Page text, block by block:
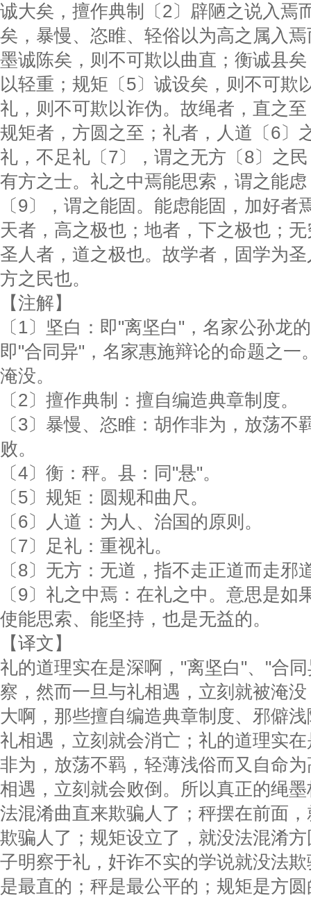
诚大矣，擅作典制〔2〕辟陋之说入焉
矣，暴慢、恣睢、轻俗以为高之属入
墨诚陈矣，则不可欺以曲直；衡诚县
以轻重；规矩〔5〕诚设矣，则不可欺
礼，则不可欺以诈伪。故绳者，直之
规矩者，方圆之至；礼者，人道〔6〕
礼，不足礼〔7〕，谓之无方〔8〕之
有方之士。礼之中焉能思索，谓之能
〔9〕，谓之能固。能虑能固，加好者
天者，高之极也；地者，下之极也；
圣人者，道之极也。故学者，固学为
方之民也。
【注解】
〔1〕坚白：即"离坚白"，名家公孙龙
即"合同异"，名家惠施辩论的命题之一
淹没。
〔2〕擅作典制：擅自编造典章制度。
〔3〕暴慢、恣睢：胡作非为，放荡不
败。
〔4〕衡：秤。县：同"悬"。
〔5〕规矩：圆规和曲尺。
〔6〕人道：为人、治国的原则。
〔7〕足礼：重视礼。
〔8〕无方：无道，指不走正道而走邪
〔9〕礼之中焉：在礼之中。意思是如
使能思索、能坚持，也是无益的。
【译文】
礼的道理实在是深啊，"离坚白"、"合
察，然而一旦与礼相遇，立刻就被淹
大啊，那些擅自编造典章制度、邪僻
礼相遇，立刻就会消亡；礼的道理实
非为，放荡不羁，轻薄浅俗而又自命
相遇，立刻就会败倒。所以真正的绳
法混淆曲直来欺骗人了；秤摆在前面
欺骗人了；规矩设立了，就没法混淆
子明察于礼，奸诈不实的学说就没法
是最直的；秤是最公平的；规矩是方